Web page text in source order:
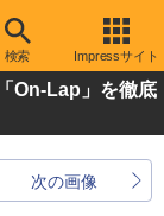
検索 Impressサイト
On-Lap」を徹底
次の画像